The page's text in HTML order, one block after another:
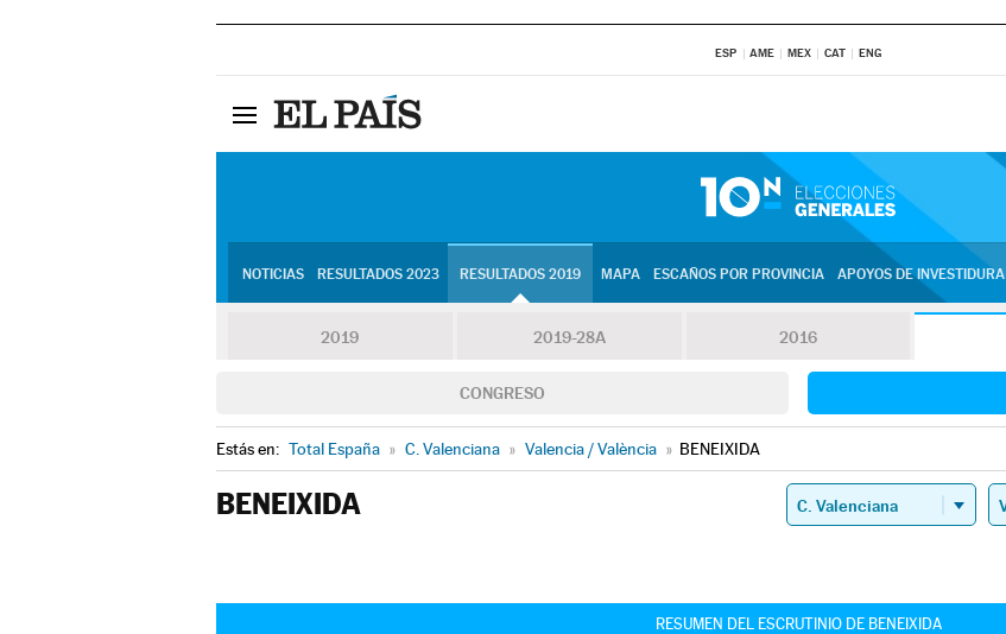
ESP AME MEX CAT ENG
NOTICIAS RESULTADOS 2023 RESULTADOS 2019 MAPA ESCAÑOS POR PROVINCIA APOYOS DE INVESTIDURA
2019 2019-28A 2016
CONGRESO
Estás en: Total España » C. Valenciana » Valencia / València » BENEIXIDA
BENEIXIDA
RESUMEN DEL ESCRUTINIO DE BENEIXIDA